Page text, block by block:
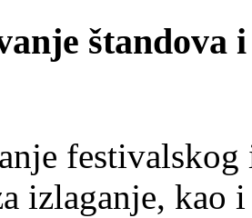
štandova
festivalskog
izlaganje, kao